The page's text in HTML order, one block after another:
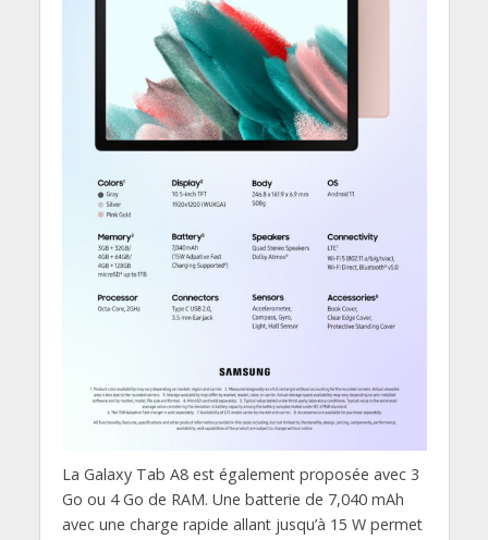
La Galaxy Tab A8 est également proposée avec 3
Go ou 4 Go de RAM. Une batterie de 7,040 mAh
avec une charge rapide allant jusqu’à 15 W permet